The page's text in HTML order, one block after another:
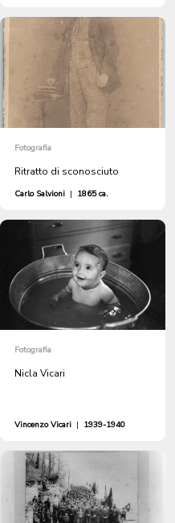
Fotografia
Ritratto di sconosciuto
Carlo Salvioni | 1865 ca.
Fotografia
Nicla Vicari
Vincenzo Vicari | 1939-1940